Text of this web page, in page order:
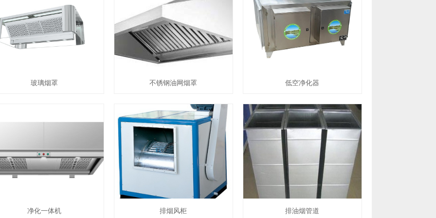
玻璃烟罩 不锈钢油网烟罩 低空净化器
净化一体机 排烟风柜 排油烟管道